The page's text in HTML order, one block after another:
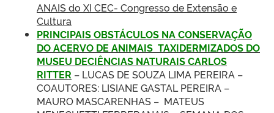
ANAIS do XI CEC- Congresso de Extensão e
Cultura
PRINCIPAIS OBSTÁCULOS NA CONSERVAÇÃO
DO ACERVO DE ANIMAIS TAXIDERMIZADOS DO
MUSEU DECIÊNCIAS NATURAIS CARLOS
RITTER – LUCAS DE SOUZA LIMA PEREIRA –
COAUTORES: LISIANE GASTAL PEREIRA –
MAURO MASCARENHAS – MATEUS